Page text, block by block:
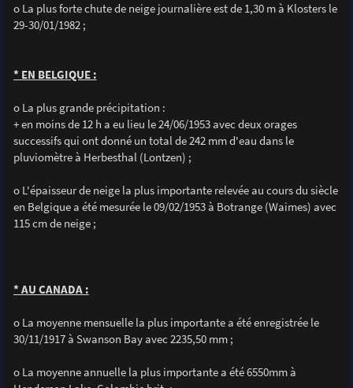
o La plus forte chute de neige journalière est de 1,30 m à Klosters le
29-30/01/1982 ;
* EN BELGIQUE :
o La plus grande précipitation :
+ en moins de 12 h a eu lieu le 24/06/1953 avec deux orages
successifs qui ont donné un total de 242 mm d'eau dans le
pluviomètre à Herbesthal (Lontzen) ;
o L'épaisseur de neige la plus importante relevée au cours du siècle
en Belgique a été mesurée le 09/02/1953 à Botrange (Waimes) avec
115 cm de neige ;
* AU CANADA :
o La moyenne mensuelle la plus importante a été enregistrée le
30/11/1917 à Swanson Bay avec 2235,50 mm ;
o La moyenne annuelle la plus importante a été 6550mm à